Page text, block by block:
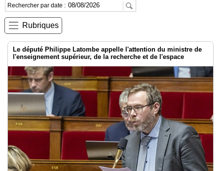
RUBRIQUES
Agenda
Gazette
Vidéos
Médias
groupe
Blogs
Prémium
Rechercher par date :
Rubriques
Le député Philippe Latombe appelle l'attention du ministre de
l'enseignement supérieur, de la recherche et de l'espace